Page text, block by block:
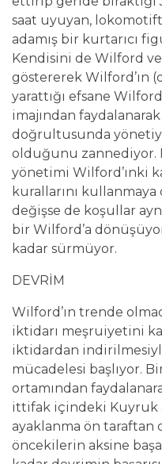
saat uyuyan,
adamış bir kurtarıcı
Kendisini de Wilford
göstererek Wilford’ın
yarattığı efsane
imajından
doğrultusunda
olduğunu zannediyor.
yönetimi Wilford’ınki
kurallarını
değişse de koşullar
bir Wilford’a
kadar sürmüyor.
DEVRİM
Wilford’ın trende
iktidarı meşruiyetini
iktidardan
mücadelesi başlıyor.
ortamından
ittifak içindeki Kuyruk
ayaklanma ön
öncekilerin aksine